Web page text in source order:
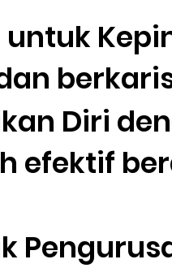
Diri
efektif